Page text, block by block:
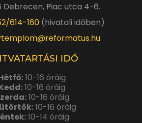
Debrecen, Piac utca 4-6.
614-160(hivatali időben)
IDŐ
10-16 óráig
10-16 óráig
10-16 óráig
10-16 óráig
10-14 óráig